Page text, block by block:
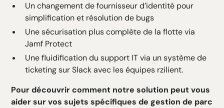
Un changement de fournisseur d’identité pour
simplification et résolution de bugs
Une sécurisation plus complète de la flotte via
Jamf Protect
Une fluidification du support IT via un système de
ticketing sur Slack avec les équipes rzilient.
Pour découvrir comment notre solution peut vous
aider sur vos sujets spécifiques de gestion de parc